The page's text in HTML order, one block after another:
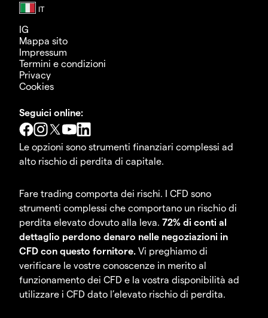
IG
Mappa sito
Impressum
Termini e condizioni
Privacy
Cookies
Seguici online:
Le opzioni sono strumenti finanziari complessi ad
alto rischio di perdita di capitale.
Fare trading comporta dei rischi. I CFD sono
strumenti complessi che comportano un rischio di
perdita elevato dovuto alla leva. 72% di conti al
dettaglio perdono denaro nelle negoziazioni in
CFD con questo fornitore. Vi preghiamo di
verificare le vostre conoscenze in merito al
funzionamento dei CFD e la vostra disponibilità ad
utilizzare i CFD dato l’elevato rischio di perdita.